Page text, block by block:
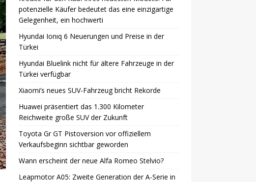
potenzielle Käufer bedeutet das eine einzigartige
Gelegenheit, ein hochwerti
Hyundai Ionıq 6 Neuerungen und Preise in der
Türkei
Hyundai Bluelink nicht für ältere Fahrzeuge in der
Türkei verfügbar
Xiaomi’s neues SUV-Fahrzeug bricht Rekorde
Huawei präsentiert das 1.300 Kilometer
Reichweite große SUV der Zukunft
Toyota Gr GT Pistoversion vor offiziellem
Verkaufsbeginn sichtbar geworden
Wann erscheint der neue Alfa Romeo Stelvio?
Leapmotor A05: Zweite Generation der A-Serie in